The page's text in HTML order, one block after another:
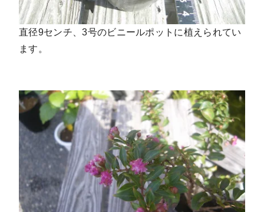
直径9センチ、3号のビニールポットに植えられてい
ます。